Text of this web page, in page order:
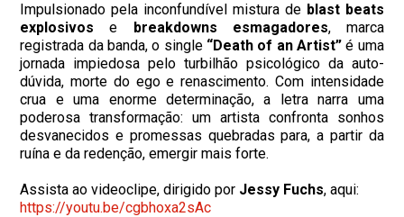
Impulsionado pela inconfundível mistura de blast beats
explosivos e breakdowns esmagadores, marca
registrada da banda, o single “Death of an Artist”é uma
jornada impiedosa pelo turbilhão psicológico da auto-
dúvida, morte do ego e renascimento. Com intensidade
crua e uma enorme determinação, a letra narra uma
poderosa transformação: um artista confronta sonhos
desvanecidos e promessas quebradas para, a partir da
ruína e da redenção, emergir mais forte.
Assista ao videoclipe, dirigido por Jessy Fuchs, aqui:
https://youtu.be/cgbhoxa2sAc